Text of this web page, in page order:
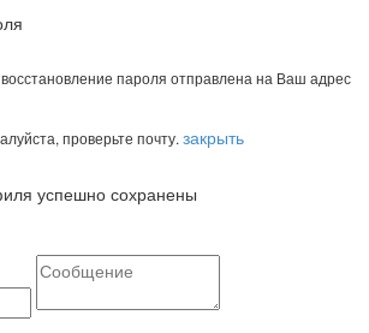
пароля отправлена на Ваш адрес
проверьте почту. закрыть
успешно сохранены